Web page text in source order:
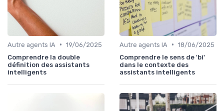
Autre agents IA • 19/06/2025
Comprendre la double
définition des assistants
intelligents
Autre agents IA • 18/06/2025
Comprendre le sens de 'bi'
dans le contexte des
assistants intelligents